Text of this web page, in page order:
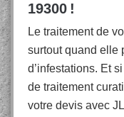
19300 !
Le traitement de
surtout quand elle
d’infestations. Et
de traitement
votre devis avec